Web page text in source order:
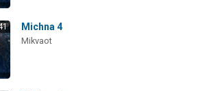
Michna 4
Mikvaot